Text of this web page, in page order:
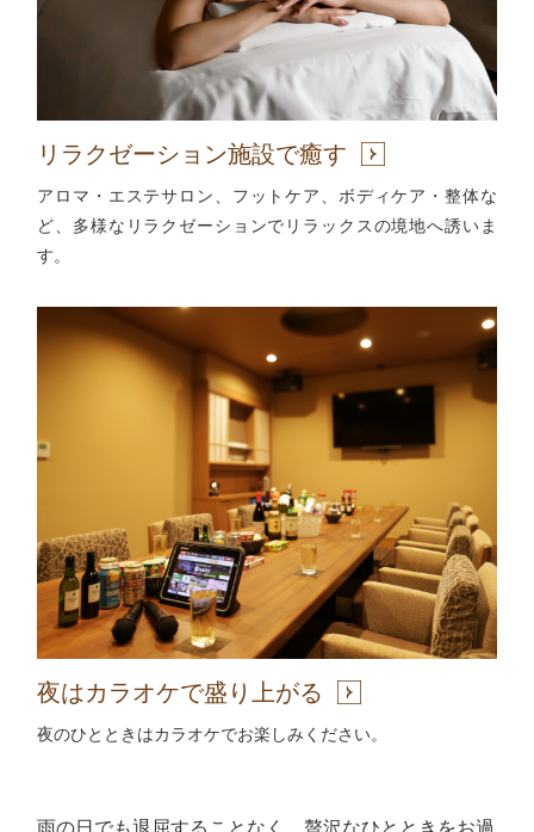
リラクゼーション施設で癒す
アロマ・エステサロン、フットケア、ボディケア・整体な
ど、多様なリラクゼーションでリラックスの境地へ誘いま
す。
夜はカラオケで盛り上がる
夜のひとときはカラオケでお楽しみください。